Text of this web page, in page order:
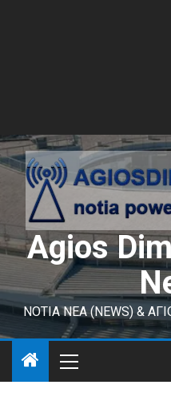
Agios
ΝΟΤΙΑ ΝΕΑ (NEWS) &